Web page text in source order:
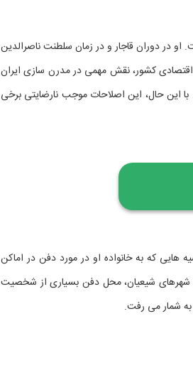
او در دوران قاجار و در زمان سلطنت ناصرالدین
اقتصادی کشور، نقش مهمی در مدرن ‌سازی ایران
این حال، این اصلاحات موجب نارضایتی برخی
هایی که به خانواده او در مورد دفن در اماکن
شهرهای شیعیان، محل دفن بسیاری از شخصیت
به شمار می ‌رفت.